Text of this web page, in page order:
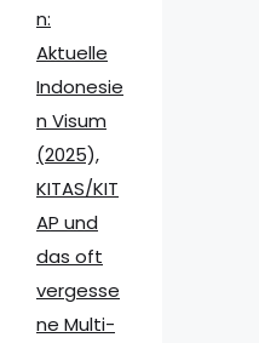
n:
Aktuelle
Indonesie
n Visum
(2025),
KITAS/KIT
AP und
das oft
vergesse
ne Multi-